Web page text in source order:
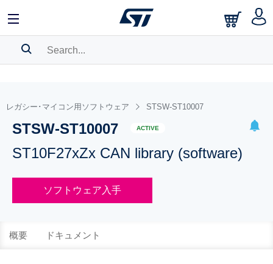
BOOKMARK
Pleaselog into show your saved searches.
レガシー･マイコン用ソフトウェア STSW-ST10007
STSW-ST10007 ACTIVE
ST10F27xZx CAN library (software)
ソフトウェア入手
概要 ドキュメント